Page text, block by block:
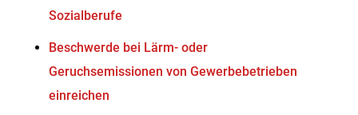
Sozialberufe
Beschwerde bei Lärm- oder
Geruchsemissionen von Gewerbebetrieben
einreichen